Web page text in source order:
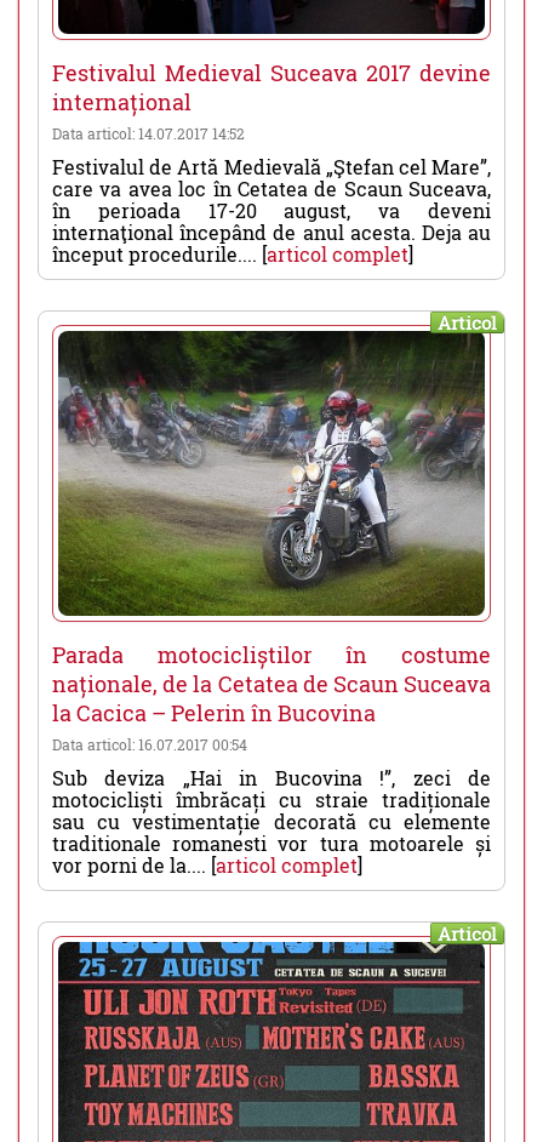
Festivalul Medieval Suceava 2017 devine
internațional
Data articol: 14.07.2017 14:52
Festivalul de Artă Medievală „Ştefan cel Mare”,
care va avea loc în Cetatea de Scaun Suceava,
în perioada 17-20 august, va deveni
internaţional începând de anul acesta. Deja au
început procedurile.... [articol complet]
Articol
Parada motocicliștilor în costume
naționale, de la Cetatea de Scaun Suceava
la Cacica – Pelerin în Bucovina
Data articol: 16.07.2017 00:54
Sub deviza „Hai in Bucovina !”, zeci de
motocicliști îmbrăcați cu straie tradiționale
sau cu vestimentație decorată cu elemente
traditionale romanesti vor tura motoarele și
vor porni de la.... [articol complet]
Articol